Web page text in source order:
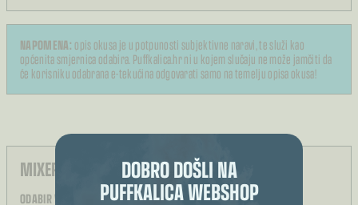
DOBRO DOŠLI NA
PUFFKALICA WEBSHOP
NAPOMENA: opis okusa je u potpunosti subjektivne naravi, te služi kao
općenita smjernica odabira. Puffkalica.hr ni u kojem slučaju ne može jamčiti da
će korisniku odabrana e-tekućina odgovarati samo na temelju opisa okusa!
MIXER E-TEKUĆINA:
ODABIR VELIČINE BOČICE